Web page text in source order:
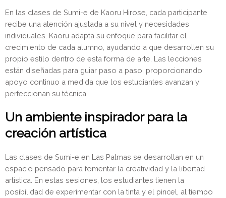
En las clases de Sumi-e de Kaoru Hirose, cada participante
recibe una atención ajustada a su nivel y necesidades
individuales. Kaoru adapta su enfoque para facilitar el
crecimiento de cada alumno, ayudando a que desarrollen su
propio estilo dentro de esta forma de arte. Las lecciones
están diseñadas para guiar paso a paso, proporcionando
apoyo continuo a medida que los estudiantes avanzan y
perfeccionan su técnica.
Un ambiente inspirador para la
creación artística
Las clases de Sumi-e en Las Palmas se desarrollan en un
espacio pensado para fomentar la creatividad y la libertad
artística. En estas sesiones, los estudiantes tienen la
posibilidad de experimentar con la tinta y el pincel, al tiempo